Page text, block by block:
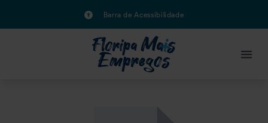
Barra de Acessibilidade